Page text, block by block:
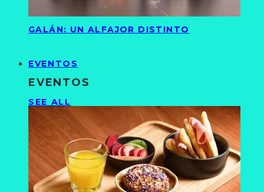
GALÁN: UN ALFAJOR DISTINTO
EVENTOS
EVENTOS
SEE ALL